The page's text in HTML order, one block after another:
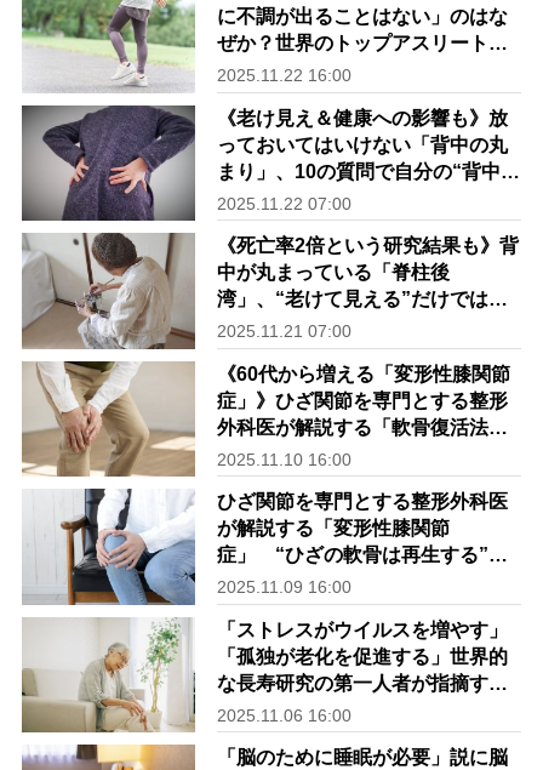
に不調が出ることはない」のはな
ぜか？世界のトップアスリートが
信頼する国際治療家・木谷将志さ
んが解説
2025.11.22 16:00
《老け見え＆健康への影響も》放
っておいてはいけない「背中の丸
まり」、10の質問で自分の“背中の
丸まり度”をチェック
2025.11.22 07:00
《死亡率2倍という研究結果も》背
中が丸まっている「脊柱後
湾」、“老けて見える”だけではな
いリスク 健康への悪影響を医師
が解説
2025.11.21 07:00
《60代から増える「変形性膝関節
症」》ひざ関節を専門とする整形
外科医が解説する「軟骨復活法」
と「ひざを守る歩き方」
2025.11.10 16:00
ひざ関節を専門とする整形外科医
が解説する「変形性膝関節
症」 “ひざの軟骨は再生する”と
考えるその理由
2025.11.09 16:00
「ストレスがウイルスを増やす」
「孤独が老化を促進する」世界的
な長寿研究の第一人者が指摘す
る“社会的つながり”が“身体”に与
える影響
2025.11.06 16:00
「脳のために睡眠が必要」説に脳